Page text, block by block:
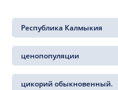
Республика Калмыкия
ценопопуляции
цикорий обыкновенный.